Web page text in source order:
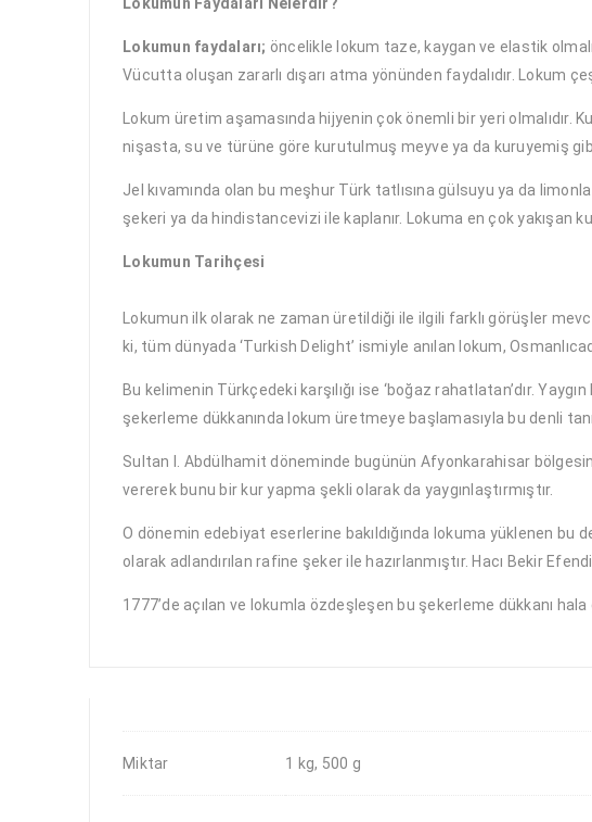
Lokumun faydaları; öncelikle lokum taze, kaygan ve elastik
Vücutta oluşan zararlı dışarı atma yönünden faydalıdır. Lokum
Lokum üretim aşamasında hijyenin çok önemli bir yeri
nişasta, su ve türüne göre kurutulmuş meyve ya da kuruyemiş gibi
Jel kıvamında olan bu meşhur Türk tatlısına gülsuyu ya da
şekeri ya da hindistancevizi ile kaplanır. Lokuma en çok yakışan
Lokumun Tarihçesi
Lokumun ilk olarak ne zaman üretildiği ile ilgili farklı görüşler
ki, tüm dünyada ‘Turkish Delight’ ismiyle anılan lokum,
Bu kelimenin Türkçedeki karşılığı ise ‘boğaz rahatlatan’dır.
şekerleme dükkanında lokum üretmeye başlamasıyla bu denli
Sultan I. Abdülhamit döneminde bugünün Afyonkarahisar
vererek bunu bir kur yapma şekli olarak da yaygınlaştırmıştır.
O dönemin edebiyat eserlerine bakıldığında lokuma yüklenen bu
olarak adlandırılan rafine şeker ile hazırlanmıştır. Hacı Bekir
1777’de açılan ve lokumla özdeşleşen bu şekerleme dükkanı
Miktar 1 kg, 500 g